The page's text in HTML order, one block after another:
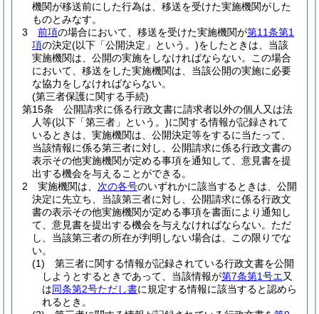
機関が移送前にした行為は、移送を受けた実施機関がした
ものとみなす。
3
前項の場合において、移送を受けた実施機関が第11条第1
項の決定(以下「公開決定」という。)をしたときは、当該
実施機関は、公開の実施をしなければならない。
この場合
において、移送をした実施機関は、当該公開の実施に必要
な協力をしなければならない。
(第三者保護に関する手続)
第15条
公開請求に係る行政文書に請求者以外の個人又は法
人等(以下「第三者」という。)に関する情報が記録されて
いるときは、実施機関は、公開決定等をするに当たって、
当該情報に係る第三者に対し、公開請求に係る行政文書の
表示その他実施機関が定める事項を通知して、意見書を提
出する機会を与えることができる。
2
実施機関は、 次の各号のいずれかに該当するときは、公開
決定に先立ち、当該第三者に対し、公開請求に係る行政文
書の表示その他実施機関が定める事項を書面により通知し
て、意見書を提出する機会を与えなければならない。 ただ
し、当該第三者の所在が判明しない場合は、この限りでな
い。
(1)
第三者に関する情報が記録されている行政文書を公開
しようとするときであって、当該情報が第7条第1号エ又
は同条第2号ただし書に規定する情報に該当すると認めら
れるとき。